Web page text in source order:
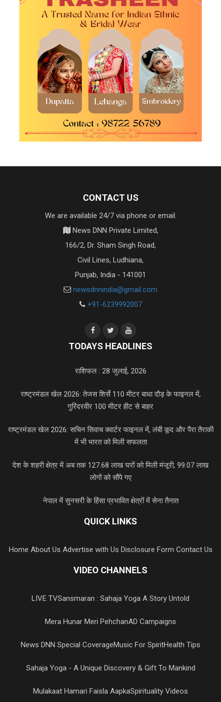
CONTACT US
We are available 24/7 via phone or email.
News DNN Private Limited,
166/2, Dr. Sham Singh Road,
Civil Lines, Ludhiana,
Punjab, India - 141001
newsdnnindia@gmail.com
+91-6239992007
TODAYS HEADLINES
राशिफल : 28 जुलाई, 2026
राष्ट्रमंडल खेल 2026: तेजस शिर्से 110 मीटर बाधा दौड़ के फाइनल में,
गुरिंदरवीर 100 मीटर हीट से बाहर
राष्ट्रमंडल खेल 2026: सचिन सिवाच क्वार्टर फाइनल में, लंबी कूद और पैरा तैराकी
में भी भारत को मिली सफलता
देश के शहरी क्षेत्र में अब तक 127.68 लाख घरों को मिली मंजूरी, 99.07 लाख
लोगों को सौंपे गए
नेपाल में सुनसरी के हिंसा प्रभावित क्षेत्रों में सेना तैनात
QUICK LINKS
Home About Us Advertise with Us Disclosure Form Contact Us
VIDEO CHANNELS
LIVE TVSansmaran : Sahaja Yoga A Story Untold
Mera Hunar Meri PehchanAD Campaigns
News DNN Special CoverageMusic For SpiritHealth Tips
Sahaja Yoga - A Unique Discovery & Gift To Mankind
Mulakaat Hamari Faisla AapkaSpirituality Videos